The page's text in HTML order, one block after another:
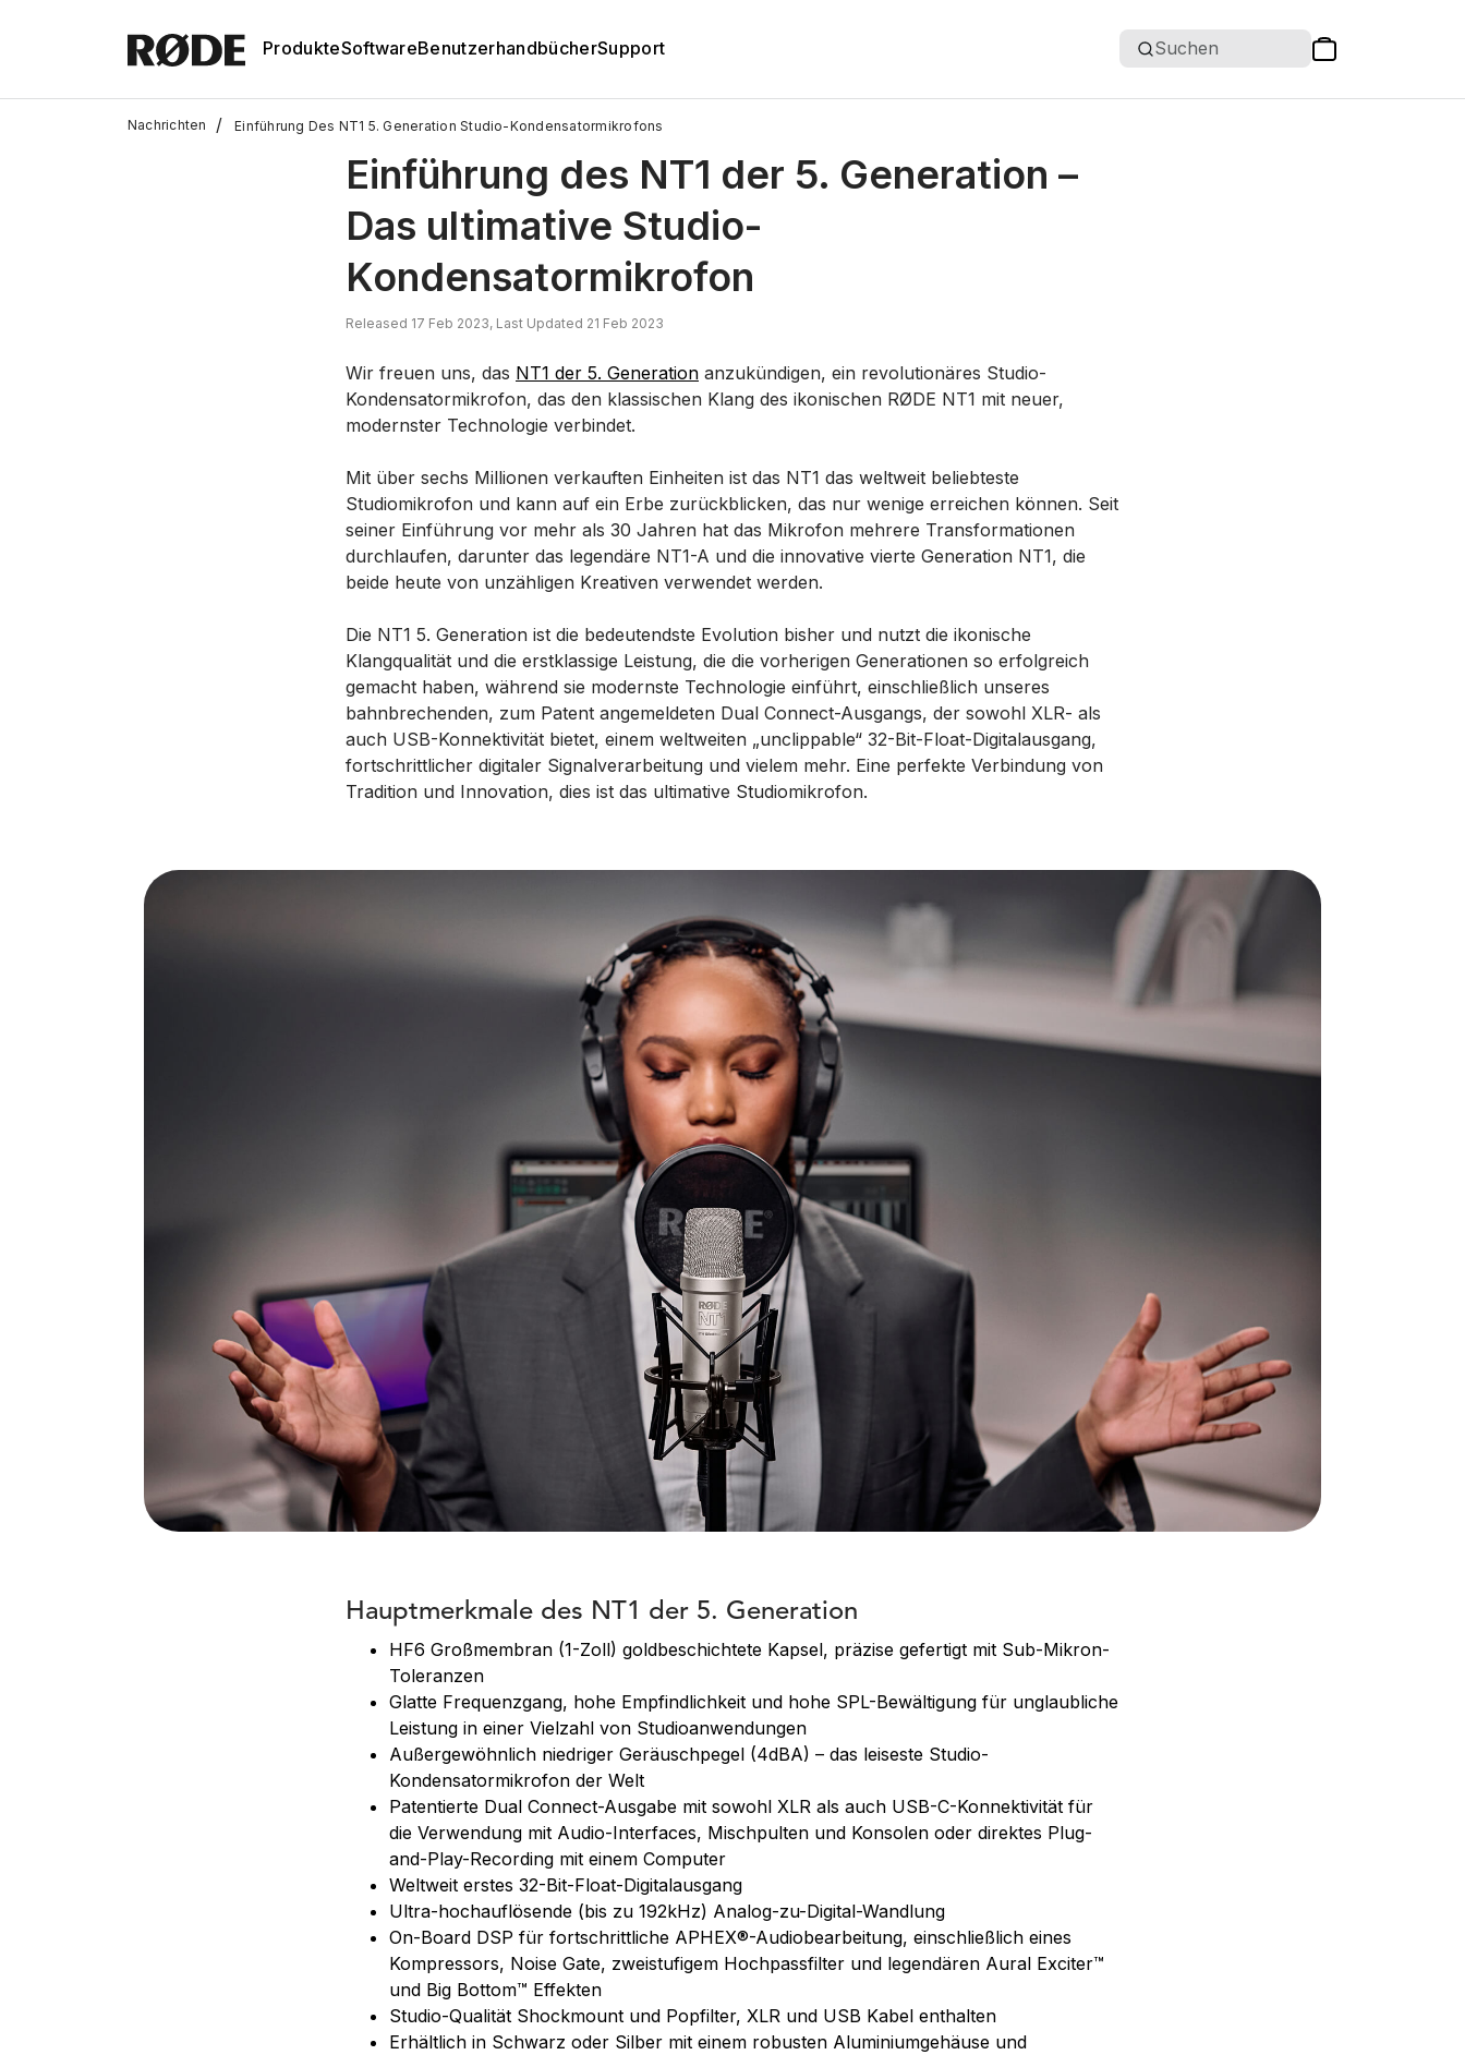
ProdukteSoftwareBenutzerhandbücherSupport Suchen
Nachrichten / Einführung Des NT1 5. Generation Studio-Kondensatormikrofons
Einführung des NT1 der 5. Generation –
Das ultimative Studio-
Kondensatormikrofon
Released 17 Feb 2023, Last Updated 21 Feb 2023
Wir freuen uns, das NT1 der 5. Generation anzukündigen, ein revolutionäres Studio-
Kondensatormikrofon, das den klassischen Klang des ikonischen RØDE NT1 mit neuer,
modernster Technologie verbindet.
Mit über sechs Millionen verkauften Einheiten ist das NT1 das weltweit beliebteste
Studiomikrofon und kann auf ein Erbe zurückblicken, das nur wenige erreichen können. Seit
seiner Einführung vor mehr als 30 Jahren hat das Mikrofon mehrere Transformationen
durchlaufen, darunter das legendäre NT1-A und die innovative vierte Generation NT1, die
beide heute von unzähligen Kreativen verwendet werden.
Die NT1 5. Generation ist die bedeutendste Evolution bisher und nutzt die ikonische
Klangqualität und die erstklassige Leistung, die die vorherigen Generationen so erfolgreich
gemacht haben, während sie modernste Technologie einführt, einschließlich unseres
bahnbrechenden, zum Patent angemeldeten Dual Connect-Ausgangs, der sowohl XLR- als
auch USB-Konnektivität bietet, einem weltweiten „unclippable“ 32-Bit-Float-Digitalausgang,
fortschrittlicher digitaler Signalverarbeitung und vielem mehr. Eine perfekte Verbindung von
Tradition und Innovation, dies ist das ultimative Studiomikrofon.
Hauptmerkmale des NT1 der 5. Generation
HF6 Großmembran (1-Zoll) goldbeschichtete Kapsel, präzise gefertigt mit Sub-Mikron-
Toleranzen
Glatte Frequenzgang, hohe Empfindlichkeit und hohe SPL-Bewältigung für unglaubliche
Leistung in einer Vielzahl von Studioanwendungen
Außergewöhnlich niedriger Geräuschpegel (4dBA) – das leiseste Studio-
Kondensatormikrofon der Welt
Patentierte Dual Connect-Ausgabe mit sowohl XLR als auch USB-C-Konnektivität für
die Verwendung mit Audio-Interfaces, Mischpulten und Konsolen oder direktes Plug-
and-Play-Recording mit einem Computer
Weltweit erstes 32-Bit-Float-Digitalausgang
Ultra-hochauflösende (bis zu 192kHz) Analog-zu-Digital-Wandlung
On-Board DSP für fortschrittliche APHEX®-Audiobearbeitung, einschließlich eines
Kompressors, Noise Gate, zweistufigem Hochpassfilter und legendären Aural Exciter™
und Big Bottom™ Effekten
Studio-Qualität Shockmount und Popfilter, XLR und USB Kabel enthalten
Erhältlich in Schwarz oder Silber mit einem robusten Aluminiumgehäuse und